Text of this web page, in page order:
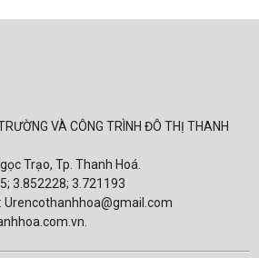
VÀ CÔNG TRÌNH ĐÔ THỊ THANH
Trạo, Tp. Thanh Hoá.
3.852228; 3.721193
Urencothanhhoa@gmail.com